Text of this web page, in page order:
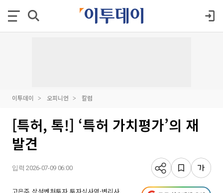
이투데이 오피니언 칼럼
[특허, 톡!] ‘특허 가치평가’의 재
발견
입력 2026-07-09 06:00